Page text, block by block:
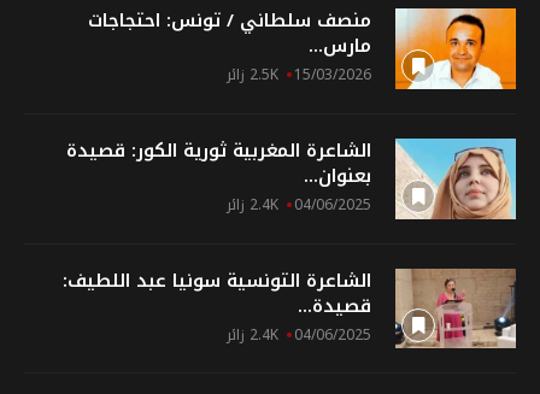
منصف سلطاني / تونس: احتجاجات
مارس...
15/03/2026 2.5K زائر
الشاعرة المغربية ثورية الكور: قصيدة
بعنوان...
04/06/2025 2.4K زائر
الشاعرة التونسية سونيا عبد اللطيف:
قصيدة...
04/06/2025 2.4K زائر